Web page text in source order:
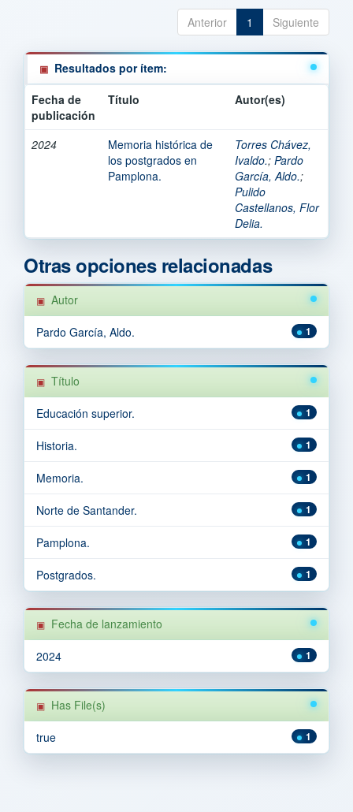
Anterior 1 Siguiente
Resultados por ítem:
Fecha de
publicación
Título Autor(es)
2024
Memoria histórica de
los postgrados en
Pamplona.
Torres Chávez,
Ivaldo.; Pardo
García, Aldo.;
Pulido
Castellanos, Flor
Delia.
Otras opciones relacionadas
Autor
1
Pardo García, Aldo.
Título
1
Educación superior.
1
Historia.
1
Memoria.
1
Norte de Santander.
1
Pamplona.
1
Postgrados.
Fecha de lanzamiento
1
2024
Has File(s)
1
true